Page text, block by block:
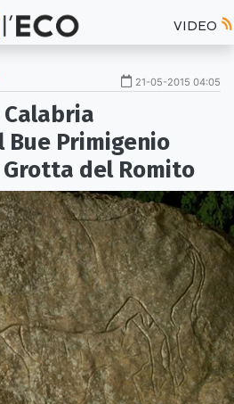
VIDEO
21-05-2015 04:05
Primigenio
del Romito